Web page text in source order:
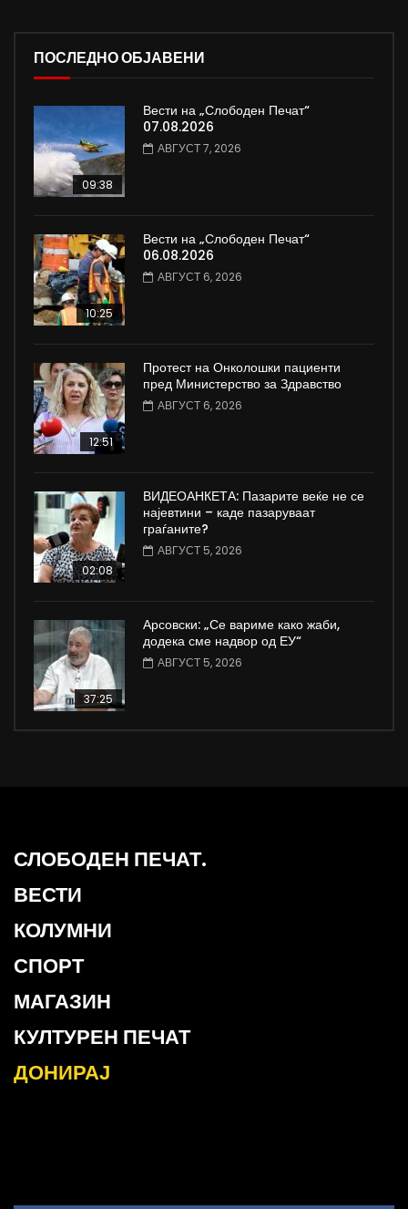
ПОСЛЕДНО ОБЈАВЕНИ
09:38
Вести на „Слободен Печат“
07.08.2026
АВГУСТ 7, 2026
10:25
Вести на „Слободен Печат“
06.08.2026
АВГУСТ 6, 2026
12:51
Протест на Онколошки пациенти
пред Министерство за Здравство
АВГУСТ 6, 2026
02:08
ВИДЕОАНКЕТА: Пазарите веќе не се
најевтини – каде пазаруваат
граѓаните?
АВГУСТ 5, 2026
37:25
Арсовски: „Се вариме како жаби,
додека сме надвор од ЕУ“
АВГУСТ 5, 2026
СЛОБОДЕН ПЕЧАТ.
ВЕСТИ
КОЛУМНИ
СПОРТ
МАГАЗИН
КУЛТУРЕН ПЕЧАТ
ДОНИРАЈ